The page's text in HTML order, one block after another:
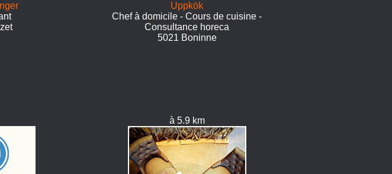
Uppkök
Chef à domicile - Cours de cuisine -
Consultance horeca
5021 Boninne
à 5.9 km